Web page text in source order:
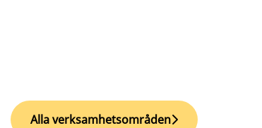
Alla verksamhetsområden